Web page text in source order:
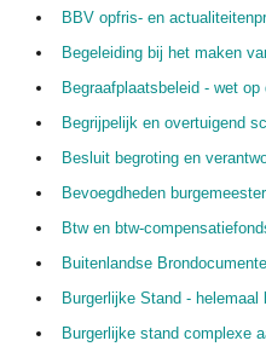
BBV opfris- en
Begeleiding bij het maken
Begraafplaatsbeleid - wet
Begrijpelijk en overtuigend
Besluit begroting en
Bevoegdheden
Btw en btw-
Buitenlandse
Burgerlijke Stand - helemaal
Burgerlijke stand complexe